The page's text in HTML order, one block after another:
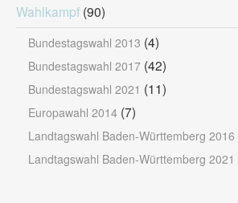
Wahlkampf (90)
Bundestagswahl 2013 (4)
Bundestagswahl 2017 (42)
Bundestagswahl 2021 (11)
Europawahl 2014 (7)
Landtagswahl Baden-Württemberg 2016
Landtagswahl Baden-Württemberg 2021